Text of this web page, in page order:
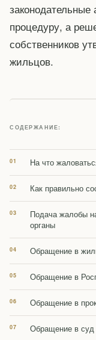
процедуру, а
собственников
жильцов.
СОДЕРЖАНИЕ:
На что
Как правильно
Подача жалобы
органы
Обращение в
Обращение в
Обращение в
Обращение в суд